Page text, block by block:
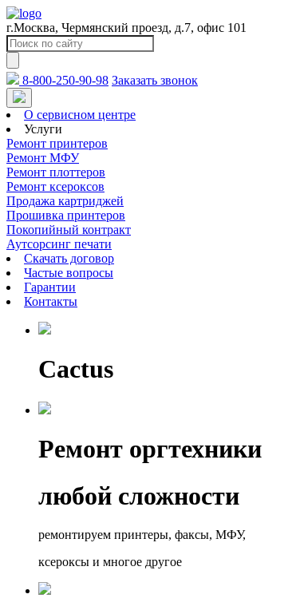
г.Москва, Чермянский проезд, д.7, офис 101
8-800-250-90-98 Заказать звонок
О сервисном центре
Услуги
Ремонт принтеров
Ремонт МФУ
Ремонт плоттеров
Ремонт ксероксов
Продажа картриджей
Прошивка принтеров
Покопийный контракт
Аутсорсинг печати
Скачать договор
Частые вопросы
Гарантии
Контакты
Cactus
Ремонт оргтехники
любой сложности
ремонтируем принтеры, факсы, МФУ,
ксероксы и многое другое